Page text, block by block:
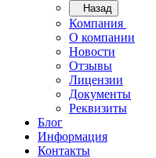
Назад
Компания
О компании
Новости
Отзывы
Лицензии
Документы
Реквизиты
Блог
Информация
Контакты